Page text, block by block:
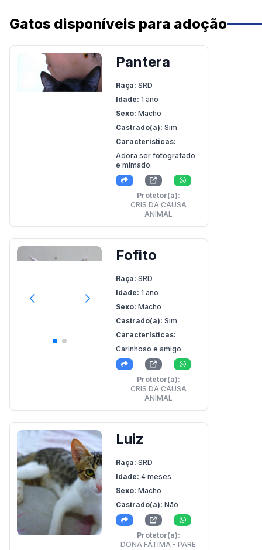
Gatos disponíveis para adoção
Pantera
Raça: SRD
Idade: 1 ano
Sexo: Macho
Castrado(a): Sim
Características:
Adora ser fotografado
e mimado.
Protetor(a):
CRIS DA CAUSA
ANIMAL
Fofito
Raça: SRD
Idade: 1 ano
Sexo: Macho
Castrado(a): Sim
Características:
Carinhoso e amigo.
Protetor(a):
CRIS DA CAUSA
ANIMAL
Luiz
Raça: SRD
Idade: 4 meses
Sexo: Macho
Castrado(a): Não
Protetor(a):
DONA FÁTIMA - PARE